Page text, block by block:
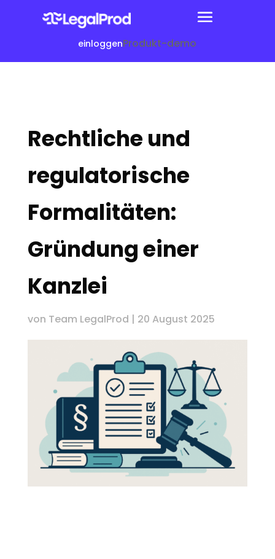
einloggenProdukt-demo
Rechtliche und
regulatorische
Formalitäten:
Gründung einer
Kanzlei
von Team LegalProd | 20 August 2025